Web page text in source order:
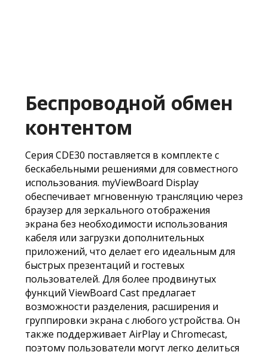
Беспроводной обмен
контентом
Серия CDE30 поставляется в комплекте с
бескабельными решениями для совместного
использования. myViewBoard Display
обеспечивает мгновенную трансляцию через
браузер для зеркального отображения
экрана без необходимости использования
кабеля или загрузки дополнительных
приложений, что делает его идеальным для
быстрых презентаций и гостевых
пользователей. Для более продвинутых
функций ViewBoard Cast предлагает
возможности разделения, расширения и
группировки экрана с любого устройства. Он
также поддерживает AirPlay и Chromecast,
поэтому пользователи могут легко делиться